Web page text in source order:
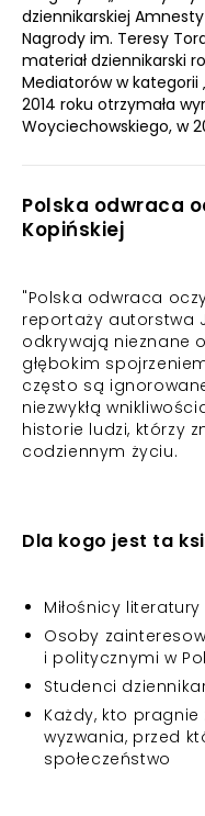
dziennikarskiej
Nagrody im. Teresy
materiał dziennikarski
Mediatorów w kategorii
2014 roku otrzymała
Woyciechowskiego, w
Polska odwraca
Kopińskiej
"Polska odwraca
reportaży autorstwa
odkrywają nieznane
głębokim
często są
niezwykłą
historie ludzi, którzy
codziennym życiu.
Dla kogo jest ta
Miłośnicy
Osoby
i politycznymi w
Studenci
Każdy, kto pragnie
wyzwania, przed
społeczeństwo